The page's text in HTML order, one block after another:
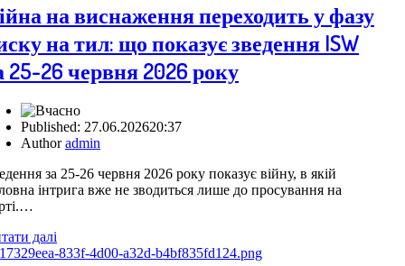
на виснаження переходить у фазу
на тил: що показує зведення ISW
25-26 червня 2026 року
Published: 27.06.202620:37
Authoradmin
за 25-26 червня 2026 року показує війну, в якій
інтрига вже не зводиться лише до просування на
далі